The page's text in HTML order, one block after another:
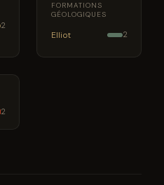
2
FORMATIONS
GÉOLOGIQUES
Elliot 2
2